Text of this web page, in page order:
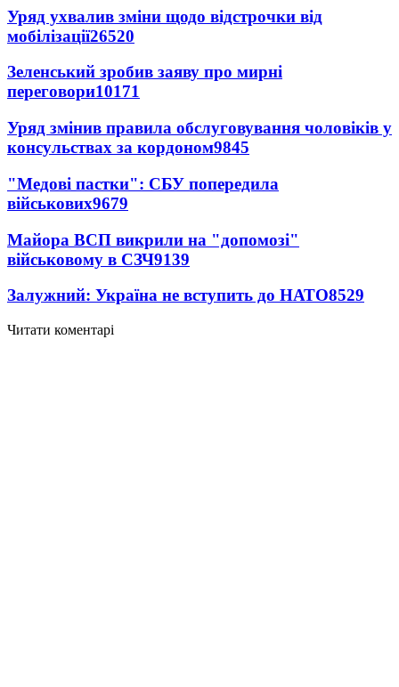
Уряд ухвалив зміни щодо відстрочки від
мобілізації26520
Зеленський зробив заяву про мирні
переговори10171
Уряд змінив правила обслуговування чоловіків у
консульствах за кордоном9845
"Медові пастки": СБУ попередила
військових9679
Майора ВСП викрили на "допомозі"
військовому в СЗЧ9139
Залужний: Україна не вступить до НАТО8529
Читати коментарі